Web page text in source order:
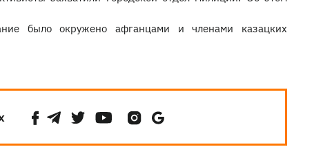
было окружено афганцами и членами казацких